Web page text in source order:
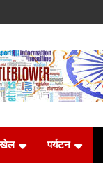
खेल पर्यटन